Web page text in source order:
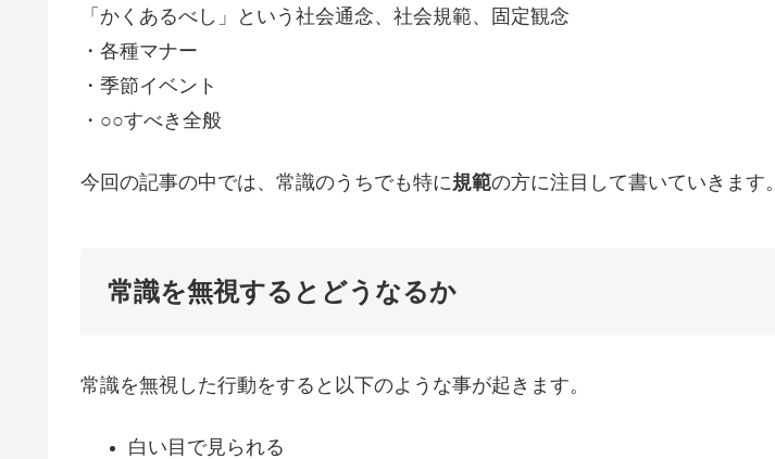
「かくあるべし」という社会通念、社会規範、固定観念
・各種マナー
・季節イベント
・○○すべき全般
今回の記事の中では、常識のうちでも特に規範の方に注目して書いていきます。
常識を無視するとどうなるか
常識を無視した行動をすると以下のような事が起きます。
白い目で見られる